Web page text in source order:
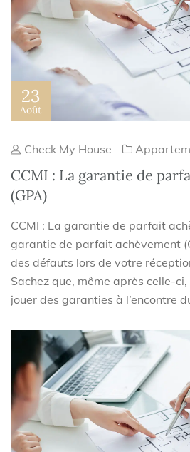
23
Août
Check My House
CCMI : La garantie de
(GPA)
CCMI : La garantie de parfait
garantie de parfait achèvement
des défauts lors de votre
Sachez que, même après celle-
jouer des garanties à l’encontre